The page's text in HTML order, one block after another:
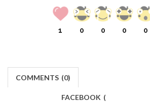
1 0 0 0 0
COMMENTS (0)
FACEBOOK (